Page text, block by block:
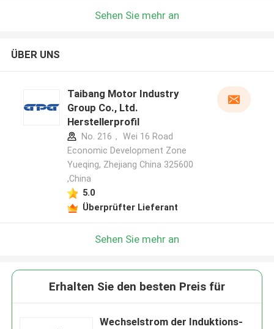
Sehen Sie mehr an
ÜBER UNS
Taibang Motor Industry
Group Co., Ltd.
Herstellerprofil
No. 216， Wei 16 Road
Economic Development Zone
Yueqing, Zhejiang China 325600
,China
5.0
Überprüfter Lieferant
Sehen Sie mehr an
Erhalten Sie den besten Preis für
Wechselstrom der Induktions-